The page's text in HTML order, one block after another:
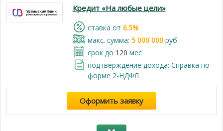
Кредит «На любые цели»
cтавка от 6.5%
макс. сумма: 5 000 000руб.
срок до 120 мес
подтверждение дохода: Справка по
форме 2-НДФЛ
Оформить заявку